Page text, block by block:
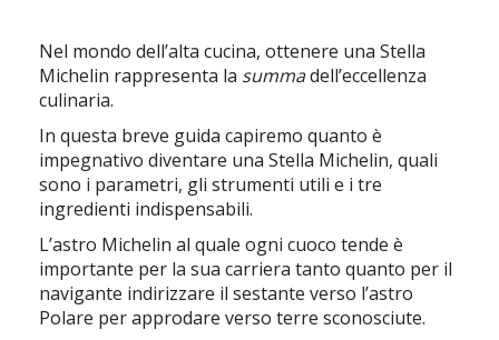
Nel mondo dell’alta cucina, ottenere una Stella
Michelin rappresenta la summadell’eccellenza
culinaria.
In questa breve guida capiremo quanto è
impegnativo diventare una Stella Michelin, quali
sono i parametri, gli strumenti utili e i tre
ingredienti indispensabili.
L’astro Michelin al quale ogni cuoco tende è
importante per la sua carriera tanto quanto per il
navigante indirizzare il sestante verso l’astro
Polare per approdare verso terre sconosciute.